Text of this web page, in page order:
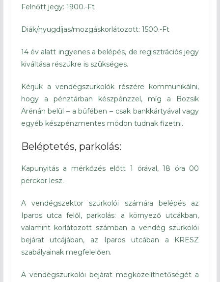
Felnőtt jegy: 1900.-Ft
Diák/nyugdíjas/mozgáskorlátozott: 1500.-Ft
14 év alatt ingyenes a belépés, de regisztrációs jegy
kiváltása részükre is szükséges.
Kérjük a vendégszurkolók részére kommunikálni,
hogy a pénztárban készpénzzel, míg a Bozsik
Arénán belül – a büfében – csak bankkártyával vagy
egyéb készpénzmentes módon tudnak fizetni.
Beléptetés, parkolás:
Kapunyitás a mérkőzés előtt 1 órával, 18 óra 00
perckor lesz.
A vendégszektor szurkolói számára belépés az
Iparos utca felől, parkolás: a környező utcákban,
valamint korlátozott számban a vendég szurkolói
bejárat utcájában, az Iparos utcában a KRESZ
szabályainak megfelelően.
A vendégszurkolói bejárat megközelíthetőségét a